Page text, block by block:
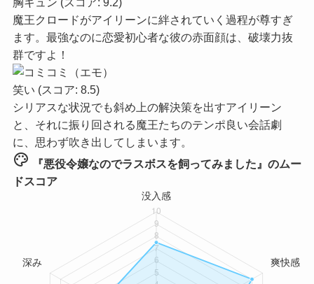
魔王クロードがアイリーンに絆されていく過程が尊すぎ
ます。最強なのに恋愛初心者な彼の赤面顔は、破壊力抜
群ですよ！
笑い (スコア: 8.5)
シリアスな状況でも斜め上の解決策を出すアイリーン
と、それに振り回される魔王たちのテンポ良い会話劇
に、思わず吹き出してしまいます。
palette
『悪役令嬢なのでラスボスを飼ってみました』のムー
ドスコア